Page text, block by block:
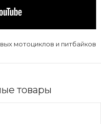
мотоциклов и питбайков
товары